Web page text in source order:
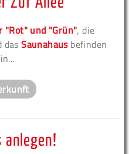
"Rot" und "Grün", die
dasSaunahausbefinden
anlegen!